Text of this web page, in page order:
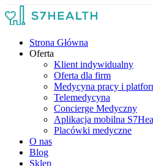
Strona Główna
Oferta
Klient indywidualny
Oferta dla firm
Medycyna pracy i
Telemedycyna
Concierge Medyczny
Aplikacja mobilna
Placówki medyczne
O nas
Blog
Sklep